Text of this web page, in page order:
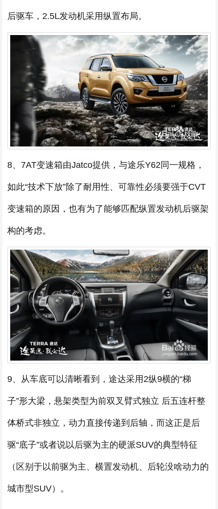
后驱车，2.5L发动机采用纵置布局。
8、7AT变速箱由Jatco提供，与途乐Y62同一规格，
如此“技术下放”除了耐用性、可靠性必须要强于CVT
变速箱的原因，也有为了能够匹配纵置发动机后驱架
构的考虑。
9、从车底可以清晰看到，途达采用2纵9横的“梯
子”形大梁，悬架类型为前双叉臂式独立 后五连杆整
体桥式非独立，动力直接传递到后轴，而这正是后
驱“底子”或者说以后驱为主的硬派SUV的典型特征
（区别于以前驱为主、横置发动机、后轮没啥动力的
城市型SUV）。